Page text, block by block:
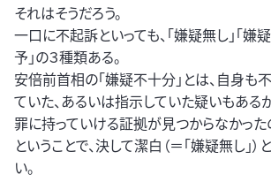
それはそうだろう。
一口に不起訴といっても、「嫌疑無し」「嫌
予」の３種類ある。
安倍前首相の「嫌疑不十分」とは、自身も
ていた、あるいは指示していた疑いもある
罪に持っていける証拠が見つからなかっ
ということで、決して潔白（＝「嫌疑無し」
い。